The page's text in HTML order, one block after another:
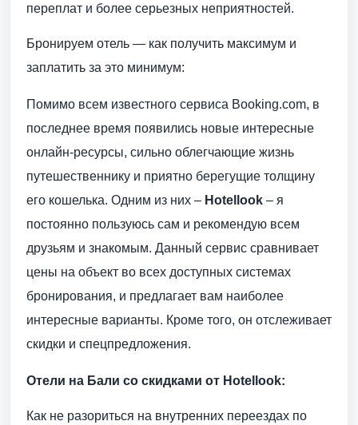
переплат и более серьезных неприятностей.
Бронируем отель — как получить максимум и
заплатить за это минимум:
Помимо всем известного сервиса Booking.com, в
последнее время появились новые интересные
онлайн-ресурсы, сильно облегчающие жизнь
путешественнику и приятно берегущие толщину
его кошелька. Одним из них – Hotellook – я
постоянно пользуюсь сам и рекомендую всем
друзьям и знакомым. Данный сервис сравнивает
цены на объект во всех доступных системах
бронирования, и предлагает вам наиболее
интересные варианты. Кроме того, он отслеживает
скидки и спецпредложения.
Отели на Бали со скидками от Hotellook:
Как не разориться на внутренних переездах по